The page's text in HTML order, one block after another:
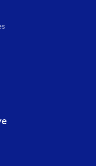
à Altern’IT
participe à
et du digital en
autour des